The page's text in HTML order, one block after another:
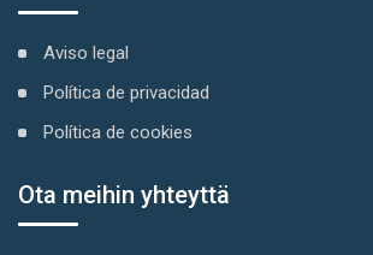
Aviso legal
Política de privacidad
Política de cookies
Ota meihin yhteyttä